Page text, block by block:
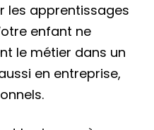
les apprentissages
enfant ne
le métier dans un
en entreprise,